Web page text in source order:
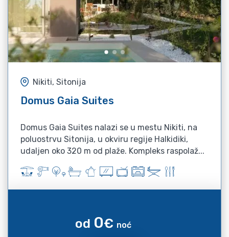
Nikiti, Sitonija
Domus Gaia Suites
Domus Gaia Suites nalazi se u mestu Nikiti, na
poluostrvu Sitonija, u okviru regije Halkidiki,
udaljen oko 320 m od plaže. Kompleks raspolaž...
od 0€ noć